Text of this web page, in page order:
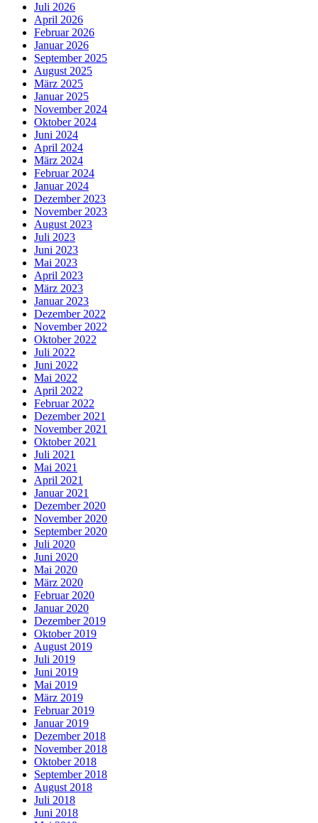
Juli 2026
April 2026
Februar 2026
Januar 2026
September 2025
August 2025
März 2025
Januar 2025
November 2024
Oktober 2024
Juni 2024
April 2024
März 2024
Februar 2024
Januar 2024
Dezember 2023
November 2023
August 2023
Juli 2023
Juni 2023
Mai 2023
April 2023
März 2023
Januar 2023
Dezember 2022
November 2022
Oktober 2022
Juli 2022
Juni 2022
Mai 2022
April 2022
Februar 2022
Dezember 2021
November 2021
Oktober 2021
Juli 2021
Mai 2021
April 2021
Januar 2021
Dezember 2020
November 2020
September 2020
Juli 2020
Juni 2020
Mai 2020
März 2020
Februar 2020
Januar 2020
Dezember 2019
Oktober 2019
August 2019
Juli 2019
Juni 2019
Mai 2019
März 2019
Februar 2019
Januar 2019
Dezember 2018
November 2018
Oktober 2018
September 2018
August 2018
Juli 2018
Juni 2018